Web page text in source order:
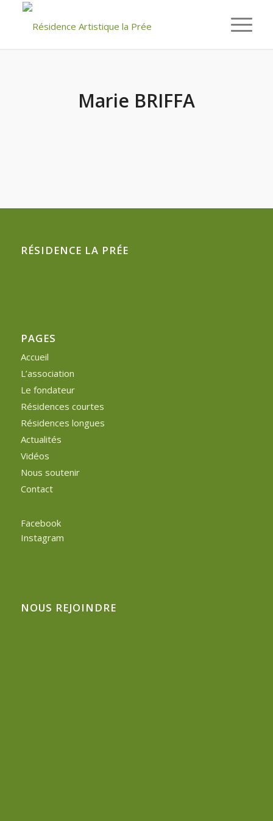
Marie BRIFFA
RÉSIDENCE LA PRÉE
PAGES
Accueil
L’association
Le fondateur
Résidences courtes
Résidences longues
Actualités
Vidéos
Nous soutenir
Contact
Facebook
Instagram
NOUS REJOINDRE